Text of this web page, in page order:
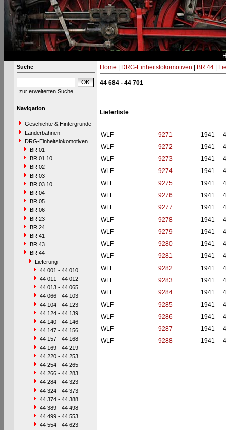
Suche
zur erweiterten Suche
Navigation
Geschichte & Hintergründe
Länderbahnen
DRG-Einheitslokomotiven
BR 01
BR 01.10
BR 02
BR 03
BR 03.10
BR 04
BR 05
BR 06
BR 23
BR 24
BR 41
BR 43
BR 44
Lieferung
44 001 - 44 010
44 011 - 44 012
44 013 - 44 065
44 066 - 44 103
44 104 - 44 123
44 124 - 44 139
44 140 - 44 146
44 147 - 44 156
44 157 - 44 168
44 169 - 44 219
44 220 - 44 253
44 254 - 44 265
44 266 - 44 283
44 284 - 44 323
44 324 - 44 373
44 374 - 44 388
44 389 - 44 498
44 499 - 44 553
44 554 - 44 623
Home DRG-Einheitslokomotiven BR 44|
44 684 - 44 701
Lieferliste
WLF 9271 1941
WLF
9272 1941
WLF
9273 1941
WLF
9274 1941
WLF
9275 1941
WLF
9276 1941
WLF
9277 1941
WLF
9278 1941
WLF
9279 1941
WLF
9280 1941
WLF
9281 1941
WLF
9282 1941
WLF
9283 1941
WLF
9284 1941
WLF
9285 1941
WLF
9286 1941
WLF
9287 1941
WLF
9288 1941